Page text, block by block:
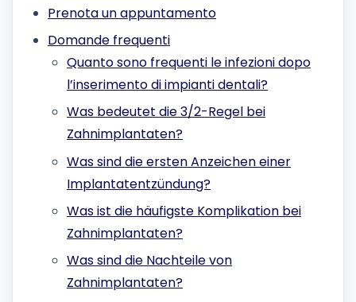
Prenota un appuntamento
Domande frequenti
Quanto sono frequenti le infezioni dopo
l’inserimento di impianti dentali?
Was bedeutet die 3/2-Regel bei
Zahnimplantaten?
Was sind die ersten Anzeichen einer
Implantatentzündung?
Was ist die häufigste Komplikation bei
Zahnimplantaten?
Was sind die Nachteile von
Zahnimplantaten?